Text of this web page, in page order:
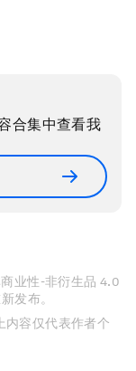
合集中查看我
业性-非衍生品 4.0
发布。
内容仅代表作者个